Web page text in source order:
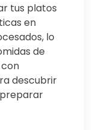
tus platos
en
lo
de
descubrir